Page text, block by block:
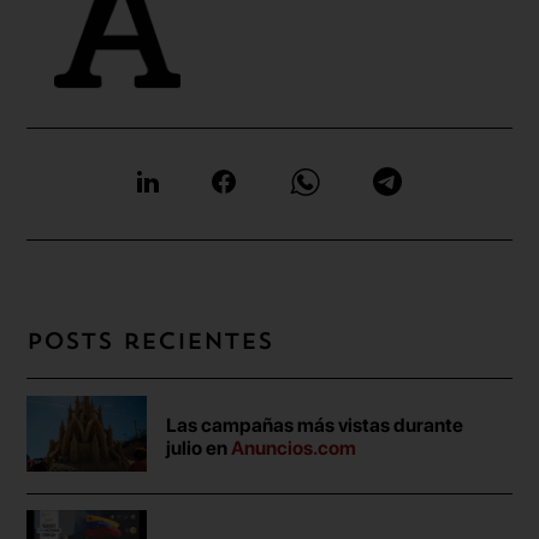
Posts recientes
Las campañas más vistas durante
julio en Anuncios.com